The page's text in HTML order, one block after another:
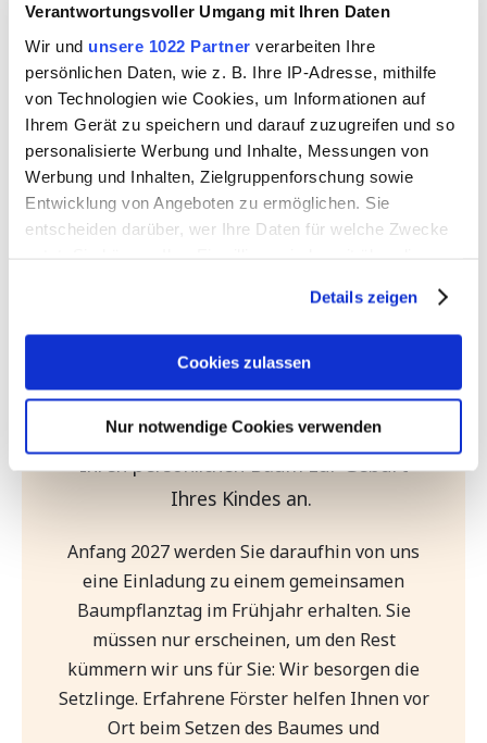
Verantwortungsvoller Umgang mit Ihren Daten
Wir und unsere 1022 Partner verarbeiten Ihre
persönlichen Daten, wie z. B. Ihre IP-Adresse, mithilfe
von Technologien wie Cookies, um Informationen auf
Ihrem Gerät zu speichern und darauf zuzugreifen und so
personalisierte Werbung und Inhalte, Messungen von
Werbung und Inhalten, Zielgruppenforschung sowie
Entwicklung von Angeboten zu ermöglichen. Sie
entscheiden darüber, wer Ihre Daten für welche Zwecke
Trigger Symbol ändern oder widerrufen
Wenn Sie es erlauben, würden wir auch gerne:
Informationen über Ihre geografische Lage erfassen,
Ihr Gerät durch aktives Scannen nach bestimmten
Merkmalen (Fingerprinting) identifizieren
Erfahren Sie mehr darüber, wie Ihre persönlichen Daten
Abschnitt Einzelheitenfest.
Wir verwenden Cookies, um Inhalte und Anzeigen zu
zu können und die Zugriffe auf unsere Website zu
analysieren. Außerdem geben wir Informationen zu Ihrer
Verwendung unserer Website an unsere Partner für
soziale Medien, Werbung und Analysen weiter. Unsere
Details zeigen
Cookies zulassen
Nur notwendige Cookies verwenden
Bergstadtkinder 2026:
Sie haben Lust, eine neue
Familientradition zu starten und den
Lebensbaum für Ihr Kind selbst zu
pflanzen? Dann melden Sie sich jetzt für
Ihren persönlichen Baum zur Geburt
Ihres Kindes an.
Anfang 2027 werden Sie daraufhin von uns
eine Einladung zu einem gemeinsamen
Baumpflanztag im Frühjahr erhalten. Sie
müssen nur erscheinen, um den Rest
kümmern wir uns für Sie: Wir besorgen die
Setzlinge. Erfahrene Förster helfen Ihnen vor
Ort beim Setzen des Baumes und